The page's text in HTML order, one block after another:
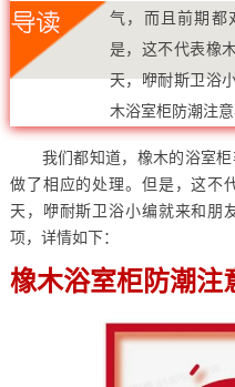
气，而且前期都
是，这不代表橡
天，咿耐斯卫浴
木浴室柜防潮注
我们都知道，橡木的浴室柜
做了相应的处理。但是，这不
天，咿耐斯卫浴小编就来和朋
项，详情如下：
橡木浴室柜防潮注